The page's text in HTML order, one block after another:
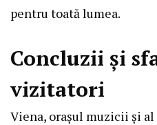
pentru toată lumea.
Concluzii și
vizitatori
Viena, orașul muzicii și